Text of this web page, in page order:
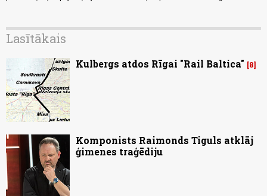
Lasītākais
Kulbergs atdos Rīgai "Rail Baltica" 8
Komponists Raimonds Tiguls atklāj
ģimenes traģēdiju